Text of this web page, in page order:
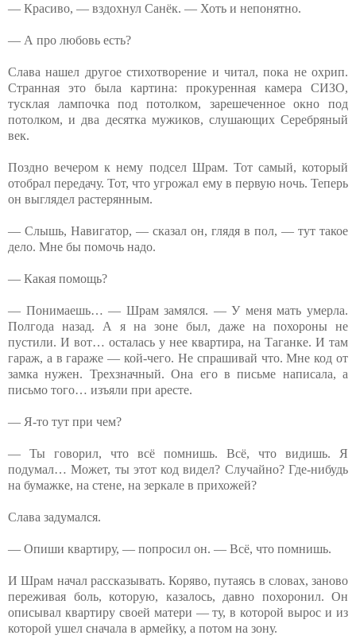
— Красиво, — вздохнул Санёк. — Хоть и непонятно.
— А про любовь есть?
Слава нашел другое стихотворение и читал, пока не охрип.
Странная это была картина: прокуренная камера СИЗО,
тусклая лампочка под потолком, зарешеченное окно под
потолком, и два десятка мужиков, слушающих Серебряный
век.
Поздно вечером к нему подсел Шрам. Тот самый, который
отобрал передачу. Тот, что угрожал ему в первую ночь. Теперь
он выглядел растерянным.
— Слышь, Навигатор, — сказал он, глядя в пол, — тут такое
дело. Мне бы помочь надо.
— Какая помощь?
— Понимаешь… — Шрам замялся. — У меня мать умерла.
Полгода назад. А я на зоне был, даже на похороны не
пустили. И вот… осталась у нее квартира, на Таганке. И там
гараж, а в гараже — кой-чего. Не спрашивай что. Мне код от
замка нужен. Трехзначный. Она его в письме написала, а
письмо того… изъяли при аресте.
— Я-то тут при чем?
— Ты говорил, что всё помнишь. Всё, что видишь. Я
подумал… Может, ты этот код видел? Случайно? Где-нибудь
на бумажке, на стене, на зеркале в прихожей?
Слава задумался.
— Опиши квартиру, — попросил он. — Всё, что помнишь.
И Шрам начал рассказывать. Коряво, путаясь в словах, заново
переживая боль, которую, казалось, давно похоронил. Он
описывал квартиру своей матери — ту, в которой вырос и из
которой ушел сначала в армейку, а потом на зону.